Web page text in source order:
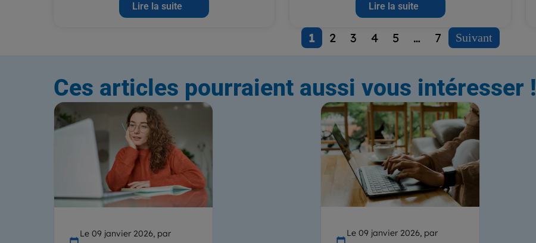
Lire la suite
Lire la suite
1 2 3 4 5 … 7 Suivant
Ces articles pourraient aussi vous intéresser !
Le 09 janvier 2026, par
Le 09 janvier 2026, par